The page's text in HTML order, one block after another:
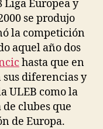
Liga Europea y
se produjo
la competición
aquel año dos
hasta que en
sus diferencias y
ULEB como la
clubes que
de Europa.